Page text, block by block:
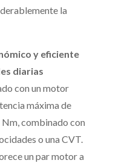
la
y eficiente
diarias
con un motor
máxima de
combinado con
o una CVT.
un par motor a